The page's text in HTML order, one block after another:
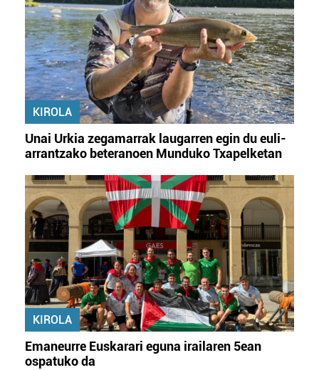
KIROLA
Unai Urkia zegamarrak laugarren egin du euli-
arrantzako beteranoen Munduko Txapelketan
KIROLA
Emaneurre Euskarari eguna irailaren 5ean
ospatuko da